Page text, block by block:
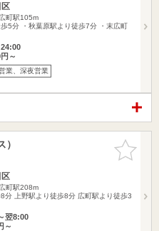
区
町駅105m
歩5分 ・秋葉原駅より徒歩7分 ・末広町
～
業、深夜営業
お気に入
りに追加
区
町駅208m
分 上野駅より徒歩8分 広町駅より徒歩3
翌8:00
～